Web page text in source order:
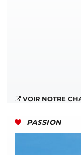
VOIR NOTRE
PASSION